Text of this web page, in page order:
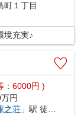
町１丁目
境充実♪
：6000円 )
円
之荘 」駅 徒歩8分